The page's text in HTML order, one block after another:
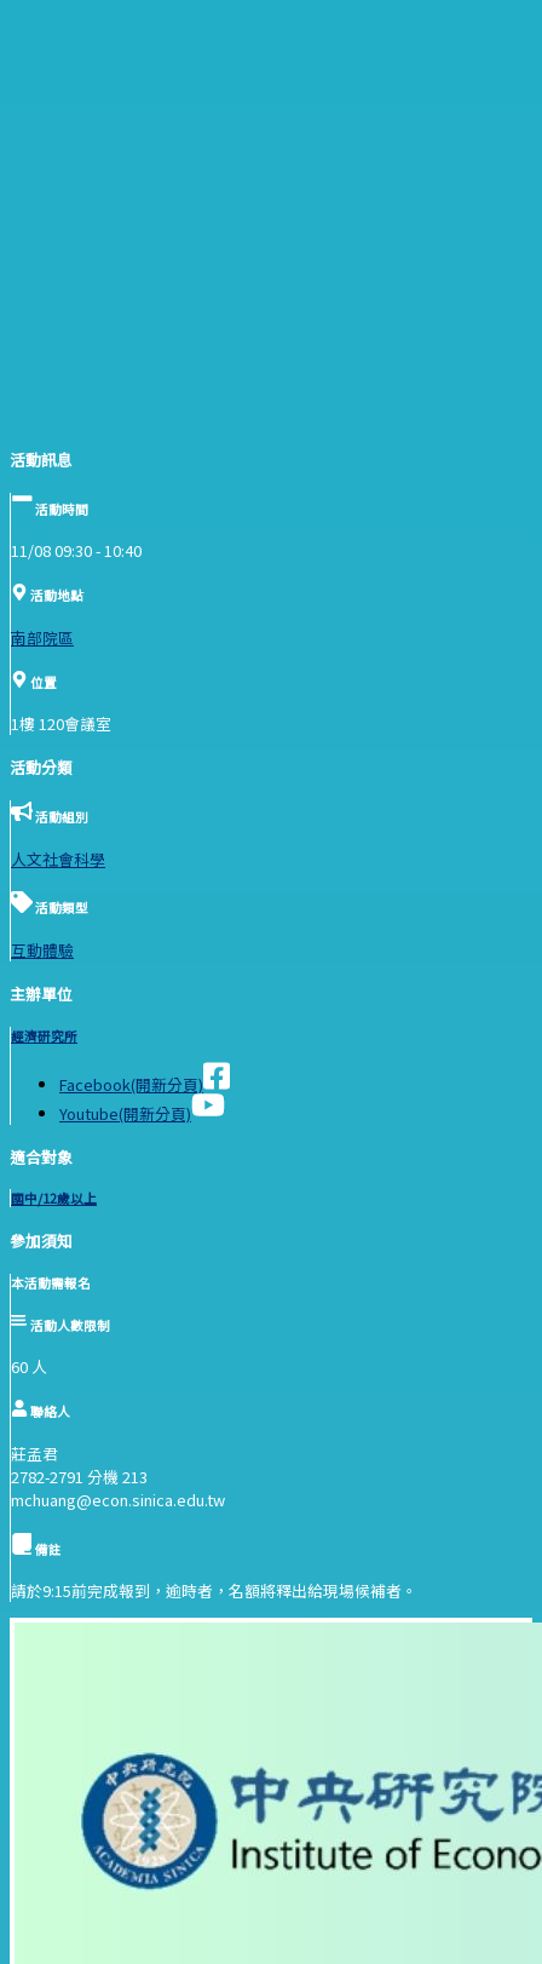
活動訊息
活動時間
11/08 09:30 -10:40
活動地點
南部院區
位置
1樓 120會議室
活動分類
活動組別
人文社會科學
活動類型
互動體驗
主辦單位
經濟研究所
Facebook(開新分頁)
Youtube(開新分頁)
適合對象
國中/12歲以上
參加須知
本活動需報名
活動人數限制
60 人
聯絡人
莊孟君
2782-2791 分機 213
mchuang@econ.sinica.edu.tw
備註
請於9:15前完成報到，逾時者，名額將釋出給現場候補者。